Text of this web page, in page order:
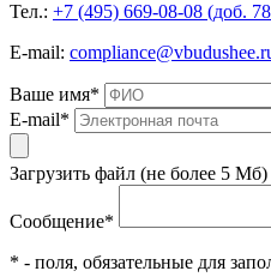
Тел.: +7 (495) 669-08-08 (доб.
E-mail:
Ваше имя*
E-mail*
Загрузить файл (не более 5 Мб)
Сообщение*
* - поля, обязательные для